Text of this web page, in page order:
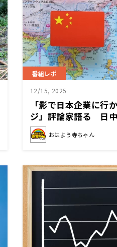
番組レポ
12/15, 2025
「影で日本企業に行
ジ」評論家語る 日
おはよう寺ちゃん